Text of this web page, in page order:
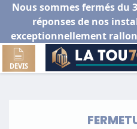
Nous sommes fermés du
réponses de nos
exceptionnellement
DEVIS